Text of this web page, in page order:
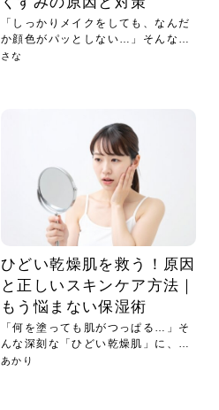
もっと見る
もっと見る
「しっかりメイクをしても、なんだ
か顔色がパッとしない…」そんな風
に感...
さな
ひどい乾燥肌を救う！原因
と正しいスキンケア方法｜
もう悩まない保湿術
「何を塗っても肌がつっぱる…」そ
んな深刻な「ひどい乾燥肌」に、毎
日悩...
あかり